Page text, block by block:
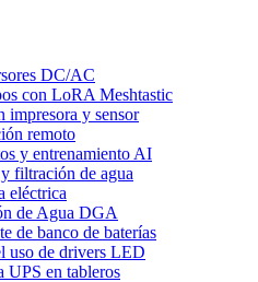
DC/AC
con LoRA Meshtastic
impresora y sensor
remoto
y entrenamiento AI
filtración de agua
eléctrica
de Agua DGA
de banco de baterías
uso de drivers LED
UPS en tableros